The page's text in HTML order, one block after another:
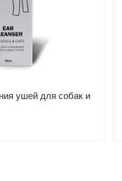
ушей для собак и